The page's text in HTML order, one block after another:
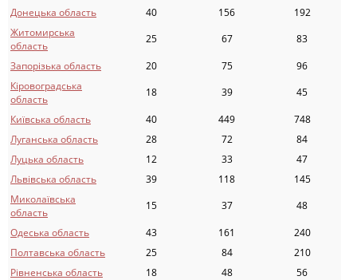
Донецька область
40 156
192
Житомирська
область
25 67
83
Запорізька область
20 75
96
Кіровоградська
область
18 39
45
Київська область
40 449
748
Луганська область
28 72
84
Луцька область
12 33
47
Львівська область
39 118
145
Миколаївська
область
15 37
48
Одеська область
43 161
240
Полтавська область
25 84
210
Рівненська область
18 48
56